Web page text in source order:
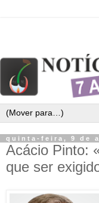
quinta-feira, 9 de
Acácio Pinto:
que ser